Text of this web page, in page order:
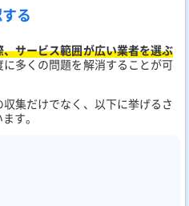
る
サービス範囲が広い業者を選ぶ
に多くの問題を解消することが可
集だけでなく、以下に挙げるさ
す。